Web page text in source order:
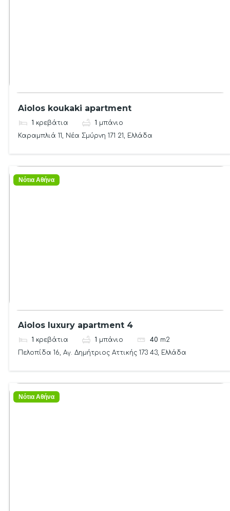
Aiolos koukaki apartment
1 κρεβάτια 1 μπάνιο
Καραμπλιά 11, Νέα Σμύρνη 171 21, Ελλάδα
Νότια Αθήνα
Aiolos luxury apartment 4
1 κρεβάτια 1 μπάνιο 40 m2
Πελοπίδα 16, Αγ. Δημήτριος Αττικής 173 43, Ελλάδα
Νότια Αθήνα